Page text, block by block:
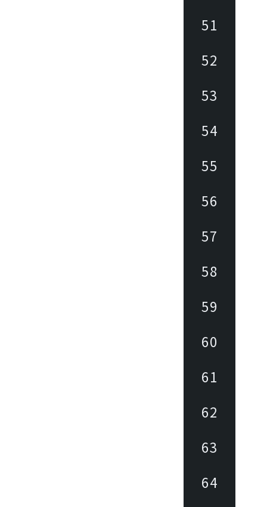
51
52
53
54
55
56
57
58
59
60
61
62
63
64